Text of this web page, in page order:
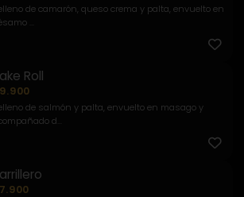
de camarón, queso crema y palta, envuelto en
...
Roll
de salmón y palta, envuelto en masago y
d...